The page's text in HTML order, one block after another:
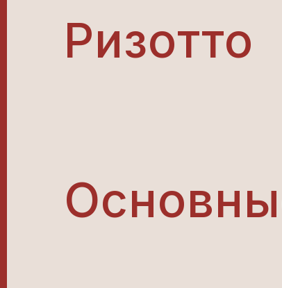
Ризотто